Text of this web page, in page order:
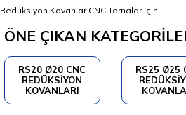
Redüksiyon Kovanlar CNC Tornalar İçin
ÖNE ÇIKAN
RS20 Ø20 CNC
REDÜKSİYON
KOVANLARI
RS25 Ø25